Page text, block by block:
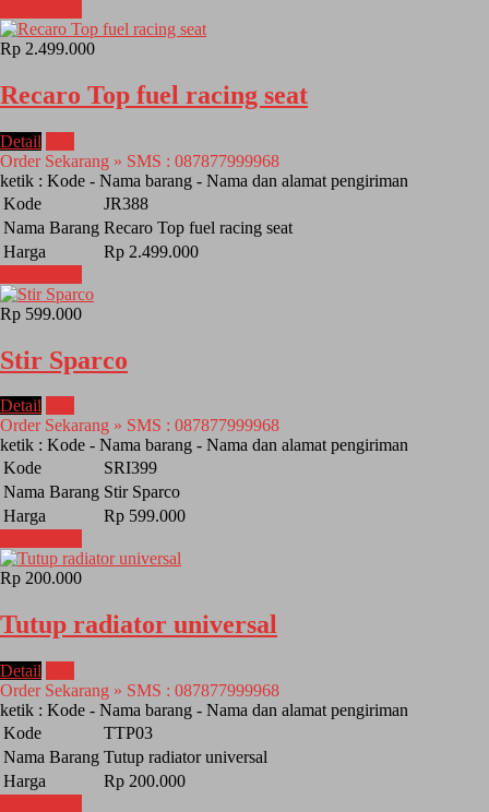
Rp 2.499.000
Recaro Top fuel racing seat
Detail
Order Sekarang » SMS : 087877999968
ketik : Kode - Nama barang - Nama dan alamat pengiriman
Kode
JR388
Nama Barang Recaro Top fuel racing seat
Harga
Rp 2.499.000
Rp 599.000
Stir Sparco
Detail
Order Sekarang » SMS : 087877999968
ketik : Kode - Nama barang - Nama dan alamat pengiriman
Kode
SRI399
Nama Barang Stir Sparco
Harga
Rp 599.000
Rp 200.000
Tutup radiator universal
Detail
Order Sekarang » SMS : 087877999968
ketik : Kode - Nama barang - Nama dan alamat pengiriman
Kode
TTP03
Nama Barang Tutup radiator universal
Harga
Rp 200.000